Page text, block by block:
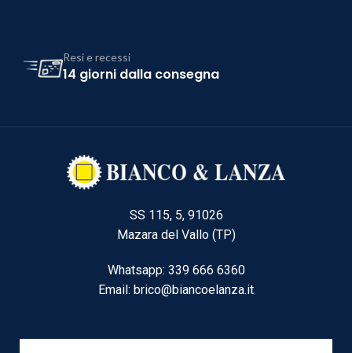
Resi e recessi
14 giorni dalla consegna
SS 115, 5, 91026
Mazara del Vallo (TP)
Whatsapp: 339 666 6360
Email: brico@biancoelanza.it